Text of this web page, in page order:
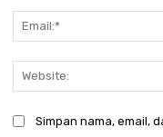
Simpan nama, email,